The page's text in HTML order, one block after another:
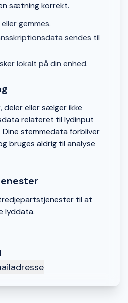
sætning korrekt.
gemmes.
sendes til
lokalt på din enhed.
deler eller sælger ikke
relateret til lydinput
stemmedata forbliver
bruges aldrig til analyse
til at
lyddata.